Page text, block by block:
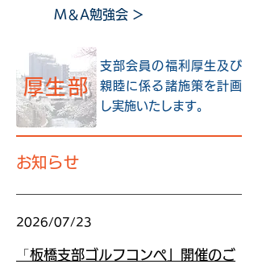
M＆A勉強会 ＞
厚生部
支部会員の福利厚生及び
親睦に係る諸施策を計画
し実施いたします。
​お知らせ
2026/07/23
「 板橋支部ゴルフコンペ」開催のご